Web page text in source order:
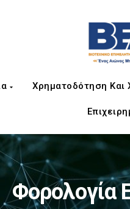
Χρηματοδότηση Και
Φορολογία